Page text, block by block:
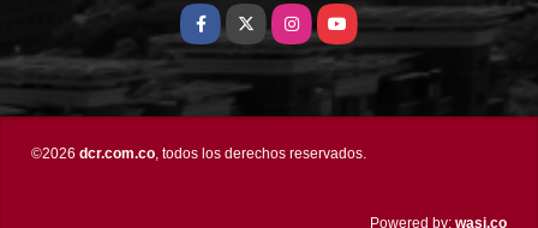
Facebook
X InstagramYouTube
©2026 dcr.com.co, todos los derechos reservados.
Powered by: wasi.co